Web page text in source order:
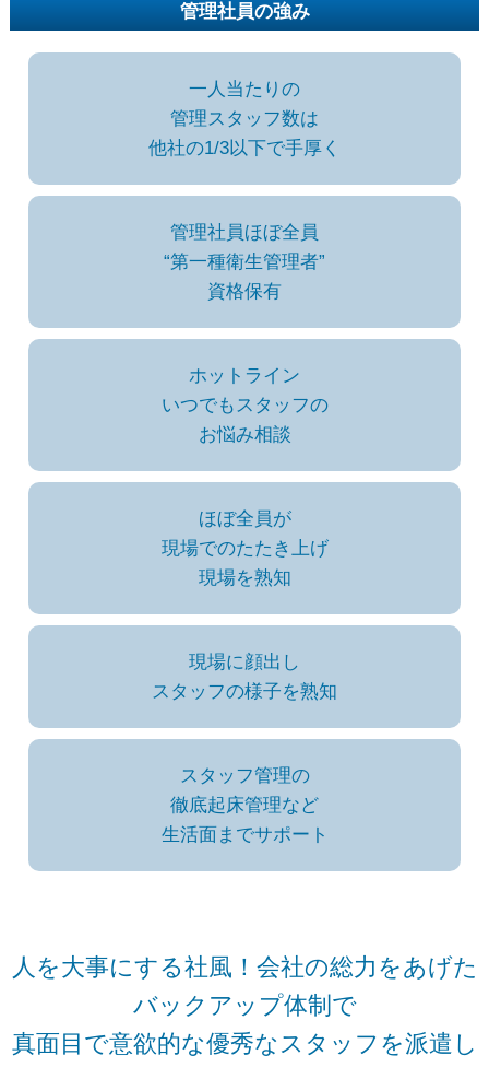
管理社員の強み
一人当たりの
管理スタッフ数は
他社の1/3以下で手厚く
管理社員ほぼ全員
“第一種衛生管理者”
資格保有
ホットライン
いつでもスタッフの
お悩み相談
ほぼ全員が
現場でのたたき上げ
現場を熟知
現場に顔出し
スタッフの様子を熟知
スタッフ管理の
徹底起床管理など
生活面までサポート
人を大事にする社風！会社の総力をあげた
バックアップ体制で
真面目で意欲的な優秀なスタッフを派遣し